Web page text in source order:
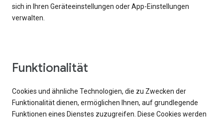
sich in Ihren Geräteeinstellungen oder App-Einstellungen
verwalten.
Funktionalität
Cookies und ähnliche Technologien, die zu Zwecken der
Funktionalität dienen, ermöglichen Ihnen, auf grundlegende
Funktionen eines Dienstes zuzugreifen. Diese Cookies werden